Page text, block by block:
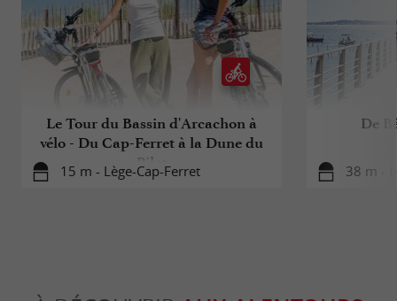
Le Tour du Bassin d'Arcachon à
vélo - Du Cap-Ferret à la Dune du
Pilat
15 m - Lège-Cap-Ferret
De
38 m -